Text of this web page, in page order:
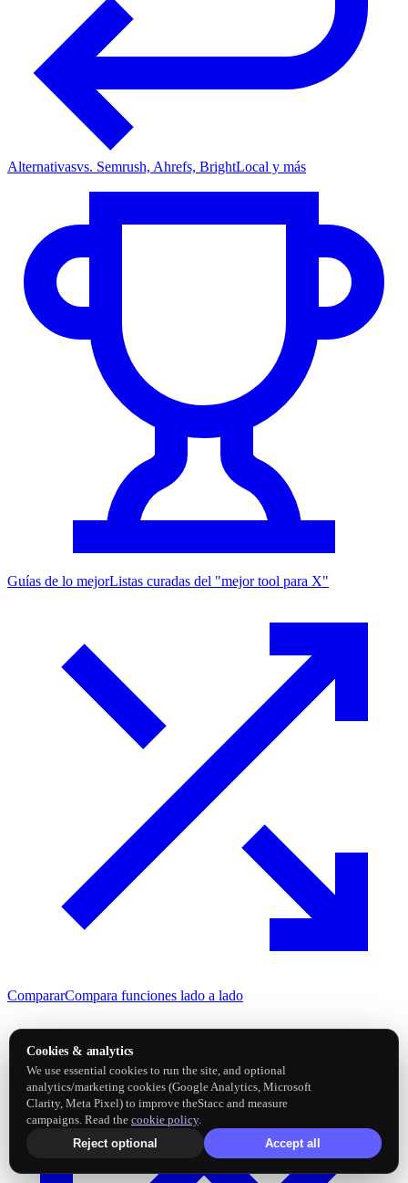
Alternativasvs. Semrush, Ahrefs, BrightLocal y más
Guías de lo mejorListas curadas del "mejor tool para X"
CompararCompara funciones lado a lado
Cookies & analytics
We use essential cookies to run the site, and optional
analytics/marketing cookies (Google Analytics, Microsoft
Clarity, Meta Pixel) to improve theStacc and measure
campaigns. Read the cookie policy.
Reject optional
Accept all